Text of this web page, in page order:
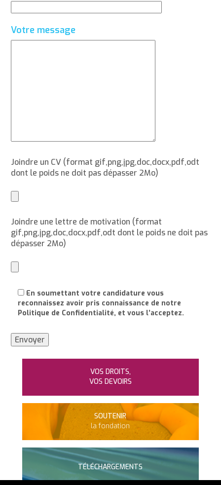
Votre message
Joindre un CV (format gif,png,jpg,doc,docx,pdf,odt
dont le poids ne doit pas dépasser 2Mo)
Joindre une lettre de motivation (format
gif,png,jpg,doc,docx,pdf,odt dont le poids ne doit pas
dépasser 2Mo)
En soumettant votre candidature vous
reconnaissez avoir pris connaissance de notre
Politique de Confidentialité, et vous l’acceptez.
VOS DROITS,
VOS DEVOIRS
SOUTENIR
la fondation
TÉLÉCHARGEMENTS